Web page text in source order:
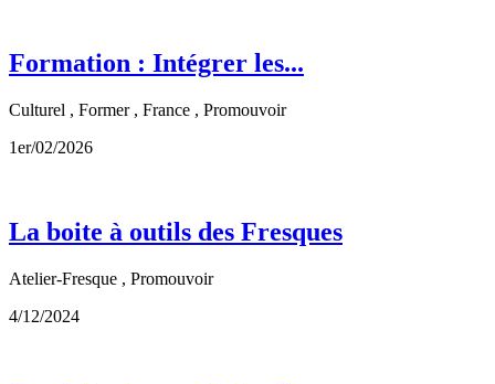
Formation : Intégrer les...
Culturel , Former , France , Promouvoir
1er/02/2026
La boite à outils des Fresques
Atelier-Fresque , Promouvoir
4/12/2024